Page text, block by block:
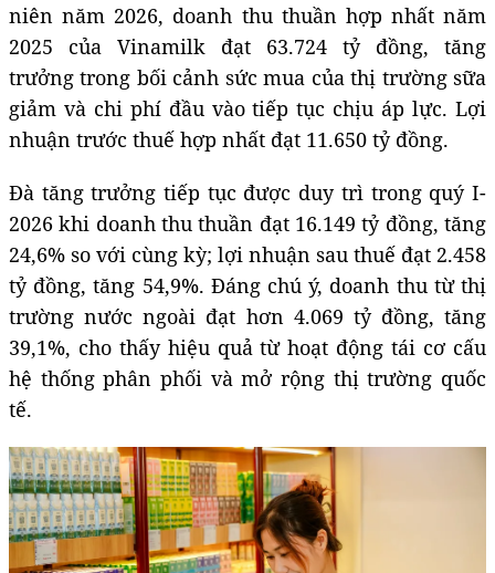
niên năm 2026, doanh thu thuần hợp nhất năm
2025 của Vinamilk đạt 63.724 tỷ đồng, tăng
trưởng trong bối cảnh sức mua của thị trường sữa
giảm và chi phí đầu vào tiếp tục chịu áp lực. Lợi
nhuận trước thuế hợp nhất đạt 11.650 tỷ đồng.
Đà tăng trưởng tiếp tục được duy trì trong quý I-
2026 khi doanh thu thuần đạt 16.149 tỷ đồng, tăng
24,6% so với cùng kỳ; lợi nhuận sau thuế đạt 2.458
tỷ đồng, tăng 54,9%. Đáng chú ý, doanh thu từ thị
trường nước ngoài đạt hơn 4.069 tỷ đồng, tăng
39,1%, cho thấy hiệu quả từ hoạt động tái cơ cấu
hệ thống phân phối và mở rộng thị trường quốc
tế.